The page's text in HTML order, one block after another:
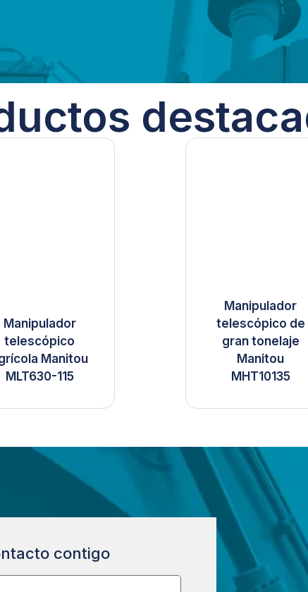
Manipulador
telescópico
Manitou
MLT630-115
Manipulador
telescópico de
gran tonelaje
Manitou
MHT10135
contigo